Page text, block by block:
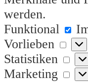
werden.
Funktional
Vorlieben
Statistiken
Marketing